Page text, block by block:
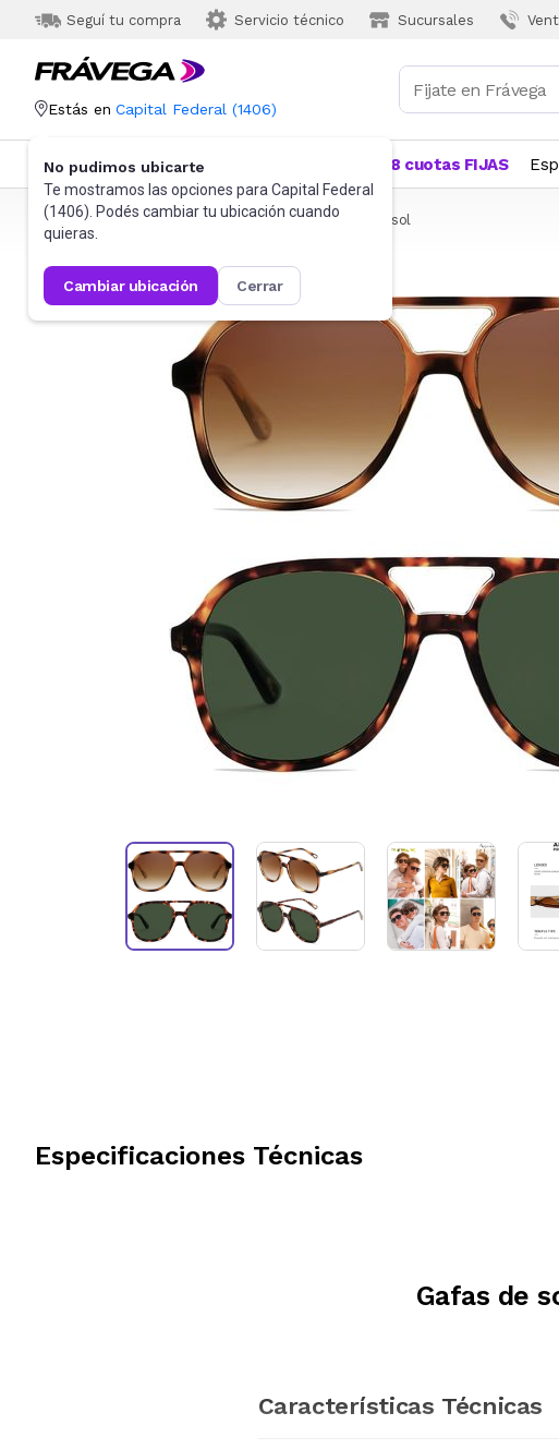
Seguí tu compra Servicio técnico Sucursales
Estás en Capital Federal (1406)
No pudimos ubicarte
Te mostramos las opciones para Capital Federal
(1406). Podés cambiar tu ubicación cuando
quieras.
cambiar ubicación cerrar
Categorías Más Vendidos 18 cuotas FIJAS
Frávega Indumentaria Accesorios Anteojos de sol
Especificaciones Técnicas
Gafas de
Características Técnicas